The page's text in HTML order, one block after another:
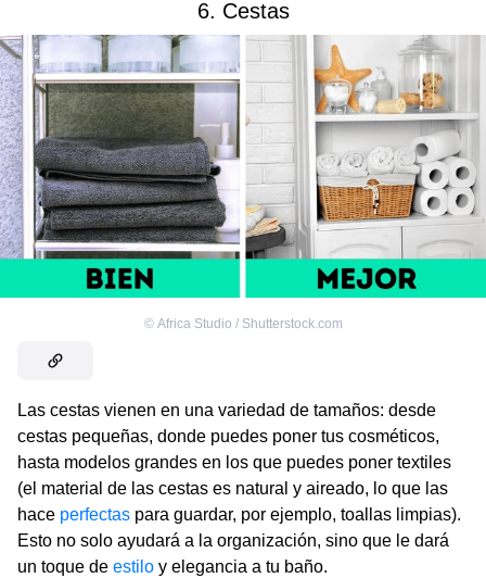
6. Cestas
© Africa Studio / Shutterstock.com
Las cestas vienen en una variedad de tamaños: desde
cestas pequeñas, donde puedes poner tus cosméticos,
hasta modelos grandes en los que puedes poner textiles
(el material de las cestas es natural y aireado, lo que las
hace perfectas para guardar, por ejemplo, toallas limpias).
Esto no solo ayudará a la organización, sino que le dará
un toque de estilo y elegancia a tu baño.